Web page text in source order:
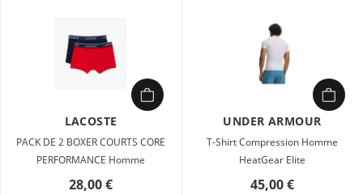
LACOSTE
PACK DE 2 BOXER COURTS CORE
PERFORMANCE Homme
28,00 €
UNDER ARMOUR
T-Shirt Compression Homme
HeatGear Elite
45,00 €